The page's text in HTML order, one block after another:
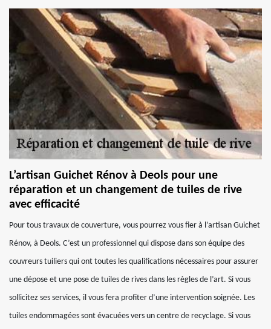
L’artisan Guichet Rénov à Deols pour une
réparation et un changement de tuiles de rive
avec efficacité
Pour tous travaux de couverture, vous pourrez vous fier à l’artisan Guichet
Rénov, à Deols. C’est un professionnel qui dispose dans son équipe des
couvreurs tuiliers qui ont toutes les qualifications nécessaires pour assurer
une dépose et une pose de tuiles de rives dans les règles de l’art. Si vous
sollicitez ses services, il vous fera profiter d’une intervention soignée. Les
tuiles endommagées sont évacuées vers un centre de recyclage. Si vous